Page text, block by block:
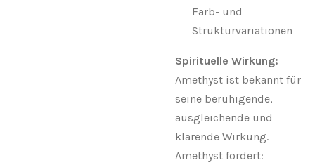
Farb- und
Strukturvariationen
Spirituelle Wirkung:
Amethyst ist bekannt für
seine beruhigende,
ausgleichende und
klärende Wirkung.
Amethyst fördert: